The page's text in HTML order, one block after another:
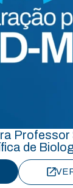
Professor
de